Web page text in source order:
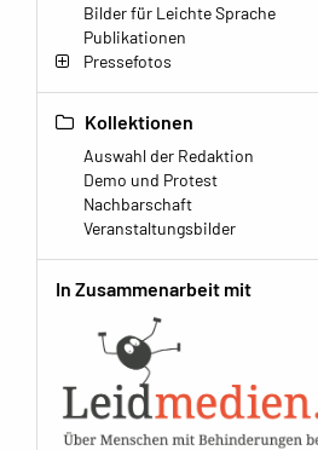
Bilder für Leichte Sprache
Publikationen
Pressefotos
Kollektionen
Auswahl der Redaktion
Demo und Protest
Nachbarschaft
Veranstaltungsbilder
In Zusammenarbeit mit